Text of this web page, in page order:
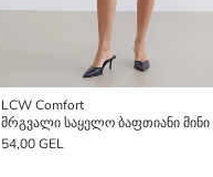
LCW Comfort
მრგვალი საყელო ბაფთიანი მინი
54,00 GEL